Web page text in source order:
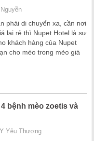
phải di chuyển xa, cần nơi
lại rẻ thì Nupet Hotel là sự
khách hàng của Nupet
cho mèo trong mèo giá
bệnh mèo zoetis và
Yêu Thương